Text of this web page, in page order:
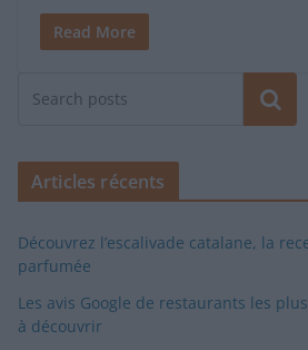
Read More
Rechercher
Articles récents
Découvrez l’escalivade catalane, la
parfumée
Les avis Google de restaurants les
à découvrir